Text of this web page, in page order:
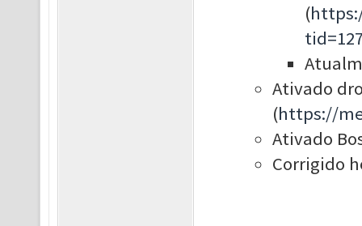
(
Ativado
(https://
Ativado
Corrigido